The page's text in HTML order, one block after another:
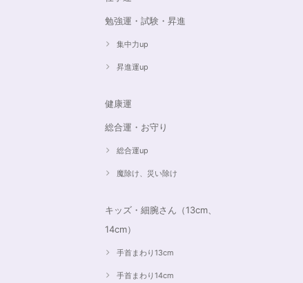
勉強運・試験・昇進
集中力up
昇進運up
健康運
総合運・お守り
総合運up
魔除け、災い除け
キッズ・細腕さん（13cm、
14cm）
手首まわり13cm
手首まわり14cm